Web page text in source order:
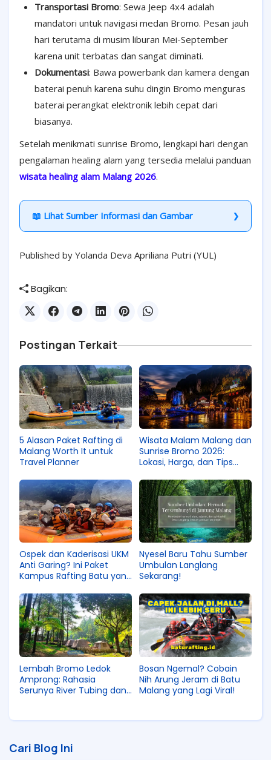
Transportasi Bromo: Sewa Jeep 4x4 adalah
mandatori untuk navigasi medan Bromo. Pesan jauh
hari terutama di musim liburan Mei-September
karena unit terbatas dan sangat diminati.
Dokumentasi: Bawa powerbank dan kamera dengan
baterai penuh karena suhu dingin Bromo menguras
baterai perangkat elektronik lebih cepat dari
biasanya.
Setelah menikmati sunrise Bromo, lengkapi hari dengan
pengalaman healing alam yang tersedia melalui panduan
wisata healing alam Malang 2026.
📖 Lihat Sumber Informasi dan Gambar
Published by Yolanda Deva Apriliana Putri (YUL)
Bagikan:
Postingan Terkait
5 Alasan Paket Rafting di
Malang Worth It untuk
Travel Planner
Wisata Malam Malang dan
Sunrise Bromo 2026:
Lokasi, Harga, dan Tips
Ospek dan Kaderisasi UKM
Anti Garing? Ini Paket
Kampus Rafting Batu yang
Nyesel Baru Tahu Sumber
Umbulan Langlang
Sekarang!
Lembah Bromo Ledok
Amprong: Rahasia
Serunya River Tubing dan
Bosan Ngemal? Cobain
Nih Arung Jeram di Batu
Malang yang Lagi Viral!
Cari Blog Ini